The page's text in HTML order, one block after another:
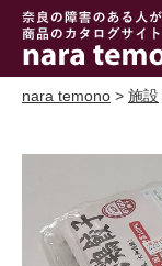
奈良で障害
ある人の手
り商品
nara temono > 施設